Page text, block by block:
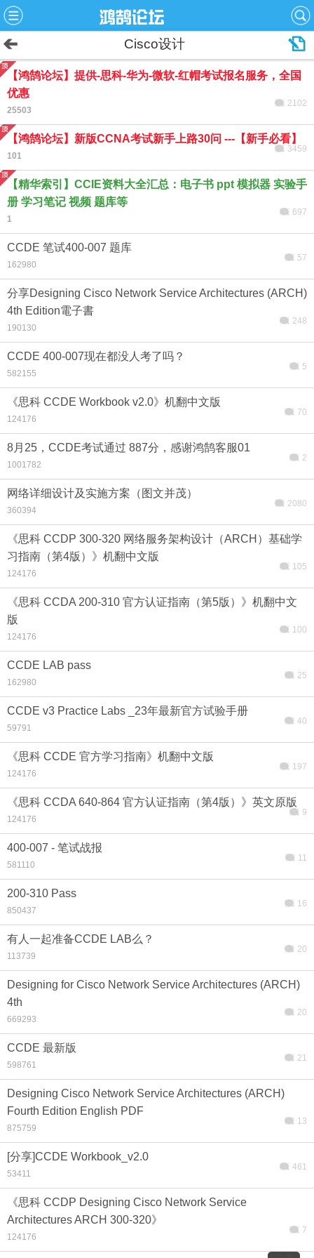
Cisco设计
【鸿鹄论坛】提供-思科-华为-微软-红帽考试报名服务，全国
优惠
25503
2102
【鸿鹄论坛】新版CCNA考试新手上路30问 ---【新手必看】
101
3459
【精华索引】CCIE资料大全汇总：电子书 ppt 模拟器 实验手
册 学习笔记 视频 题库等
1
697
CCDE 笔试400-007 题库
162980
57
分享Designing Cisco Network Service Architectures (ARCH)
4th Edition電子書
190130
248
CCDE 400-007现在都没人考了吗？
582155
5
《思科 CCDE Workbook v2.0》机翻中文版
124176
70
8月25，CCDE考试通过 887分，感谢鸿鹄客服01
1001782
2
网络详细设计及实施方案（图文并茂）
360394
2080
《思科 CCDP 300-320 网络服务架构设计（ARCH）基础学
习指南（第4版）》机翻中文版
124176
105
《思科 CCDA 200-310 官方认证指南（第5版）》机翻中文
版
124176
100
CCDE LAB pass
162980
25
CCDE v3 Practice Labs _23年最新官方试验手册
59791
40
《思科 CCDE 官方学习指南》机翻中文版
124176
197
《思科 CCDA 640-864 官方认证指南（第4版）》英文原版
124176
9
400-007 - 笔试战报
581110
11
200-310 Pass
850437
16
有人一起准备CCDE LAB么？
113739
20
Designing for Cisco Network Service Architectures (ARCH)
4th
669293
20
CCDE 最新版
598761
21
Designing Cisco Network Service Architectures (ARCH)
Fourth Edition English PDF
875759
13
[分享]CCDE Workbook_v2.0
53411
461
《思科 CCDP Designing Cisco Network Service
Architectures ARCH 300-320》
124176
7